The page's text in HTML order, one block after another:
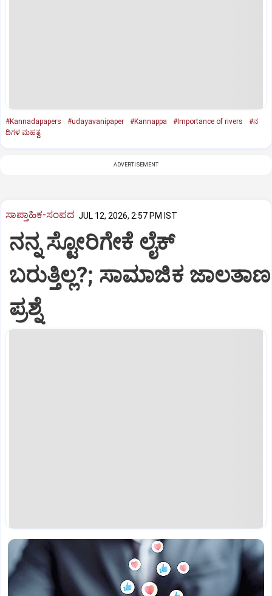
#Kannadapapers #udayavanipaper #Kannappa #Importance of rivers
#ನ
ದಿಗಳ ಮಹತ್ವ
ADVERTISEMENT
ಸಾಪ್ತಾಹಿಕ-ಸಂಪದ JUL 12, 2026, 2:57 PM IST
ನನ್ನ ಸ್ಟೋರಿಗೇಕೆ ಲೈಕ್‌
ಬರುತ್ತಿಲ್ಲ?; ಸಾಮಾಜಿಕ
ಪ್ರಶ್ನೆ